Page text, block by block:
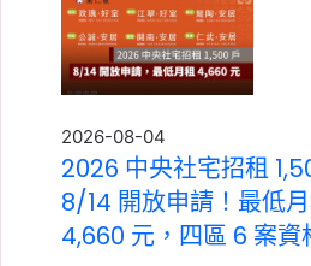
2026-08-04
2026 中央社宅招租
8/14 開放申請！最低
4,660 元，四區 6 案資